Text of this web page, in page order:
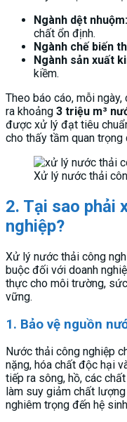
Ngành dệt nhuộm:
chất ổn định.
Ngành chế biến
Ngành sản xuất
kiềm.
Theo báo cáo, mỗi
ra khoảng 3 triệu m³
được xử lý đạt tiêu
cho thấy tầm quan
Xử lý nước thải
2. Tại sao phải
nghiệp?
Xử lý nước thải công
buộc đối với doanh
thực cho môi trường,
vững.
1. Bảo vệ nguồn
Nước thải công nghiệp
nặng, hóa chất độc hại
tiếp ra sông, hồ, các
làm suy giảm chất
nghiêm trọng đến hệ